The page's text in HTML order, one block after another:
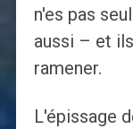
n'es pas
aussi – et
ramener.
L'épissage